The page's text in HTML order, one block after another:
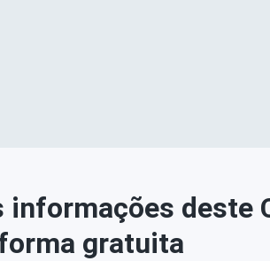
informações deste
gratuita